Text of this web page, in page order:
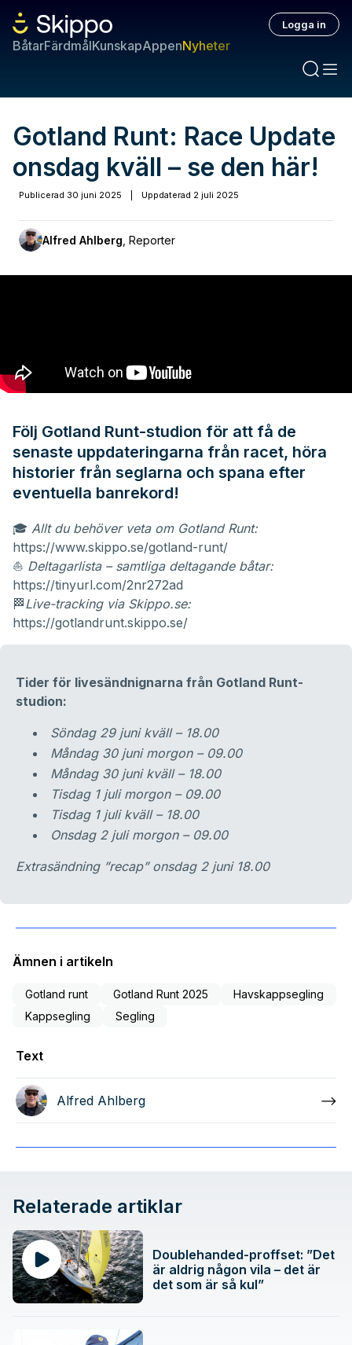
BåtarFärdmålKunskapAppenNyheter
Logga in
Gotland Runt: Race Update
onsdag kväll – se den här!
Publicerad 30 juni 2025 Uppdaterad 2 juli 2025
Alfred Ahlberg Reporter
Följ Gotland Runt-studion för att få de
senaste uppdateringarna från racet, höra
historier från seglarna och spana efter
eventuella banrekord!
🎓 Allt du behöver veta om Gotland Runt:
https://www.skippo.se/gotland-runt/
⛵️ Deltagarlista – samtliga deltagande båtar:
https://tinyurl.com/2nr272ad
🏁Live-tracking via Skippo.se:
https://gotlandrunt.skippo.se/
Tider för livesändnignarna från Gotland Runt-
studion:
Söndag 29 juni kväll – 18.00
Måndag 30 juni morgon – 09.00
Måndag 30 juni kväll – 18.00
Tisdag 1 juli morgon – 09.00
Tisdag 1 juli kväll – 18.00
Onsdag 2 juli morgon – 09.00
Extrasändning ”recap” onsdag 2 juni 18.00
Ämnen i artikeln
Gotland runt Gotland Runt 2025
Havskappsegling
Kappsegling
Segling
Text
Alfred Ahlberg
Relaterade artiklar
Doublehanded-proffset: ”Det
är aldrig någon vila – det är
det som är så kul”